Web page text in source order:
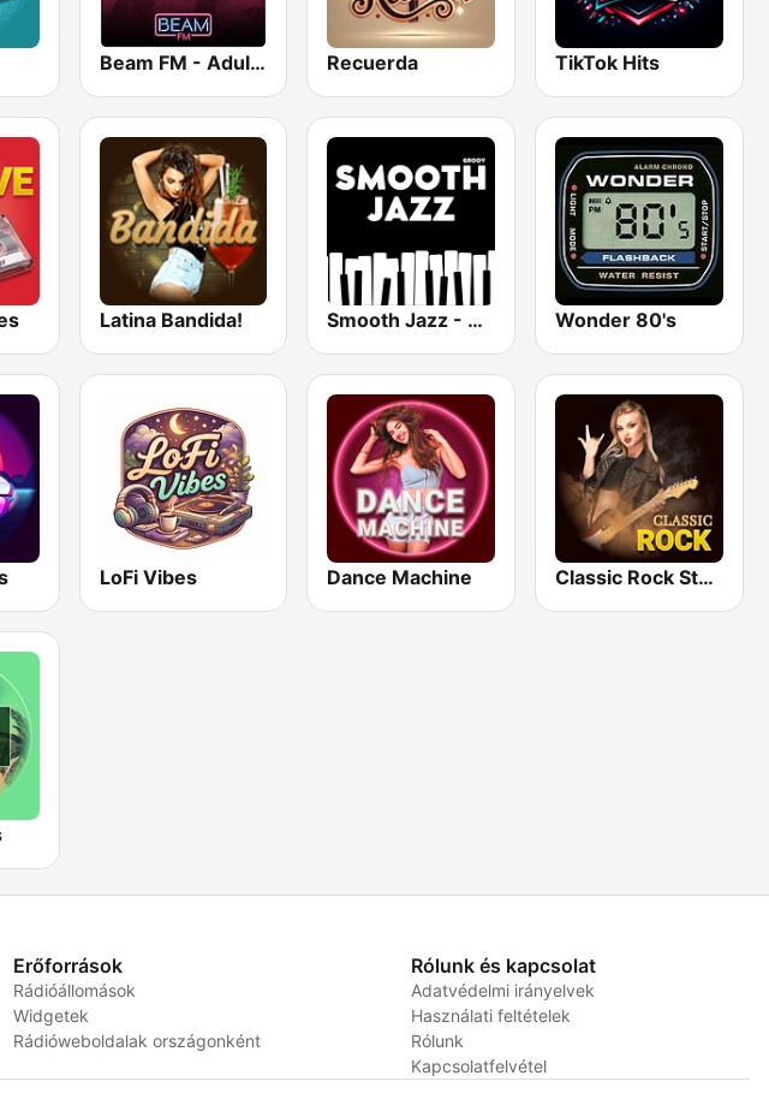
Beam FM - Adult Hits Recuerda TikTok Hits
Latina Bandida! Smooth Jazz - Groov Wonder 80's
LoFi Vibes Dance Machine Classic Rock Station
Erőforrások
Rádióállomások
Widgetek
Rádióweboldalak országonként
Rólunk és kapcsolat
Adatvédelmi irányelvek
Használati feltételek
Rólunk
Kapcsolatfelvétel